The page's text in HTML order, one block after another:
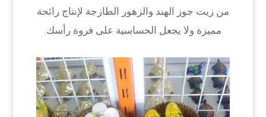
من زيت جوز الهند والزهور الطازجة لإنتاج رائحة
مميزة ولا يجعل الحساسية على فروة رأسك.